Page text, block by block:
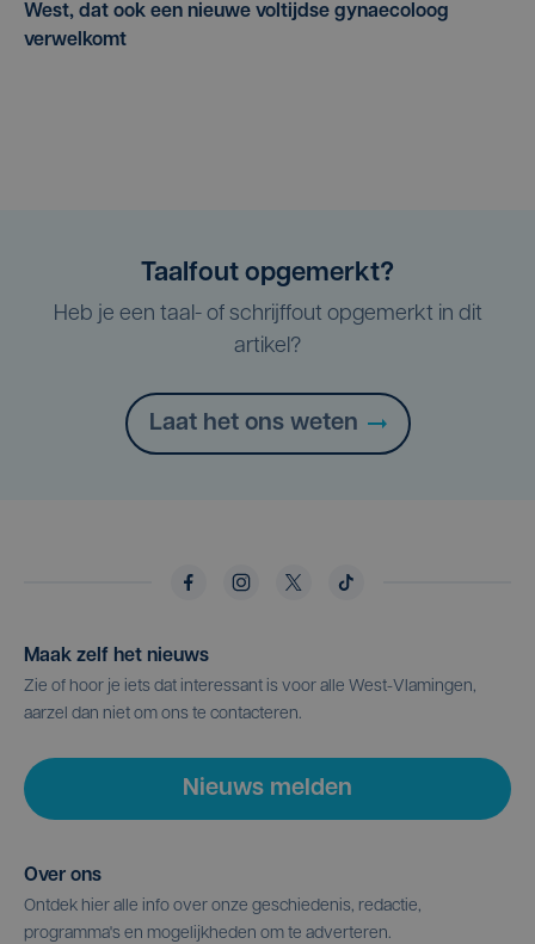
West, dat ook een nieuwe voltijdse gynaecoloog
verwelkomt
Taalfout opgemerkt?
Heb je een taal- of schrijffout opgemerkt in dit
artikel?
Laat het ons weten
Maak zelf het nieuws
Zie of hoor je iets dat interessant is voor alle West-Vlamingen,
aarzel dan niet om ons te contacteren.
Nieuws melden
Over ons
Ontdek hier alle info over onze geschiedenis, redactie,
programma's en mogelijkheden om te adverteren.